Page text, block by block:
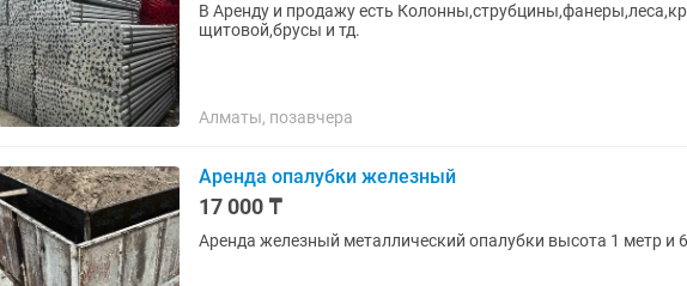
В Аренду и продажу есть
щитовой,брусы и тд.
Алматы, позавчера
Аренда опалубки железный
17 000 ₸
Аренда железный металлический опалубки высота 1